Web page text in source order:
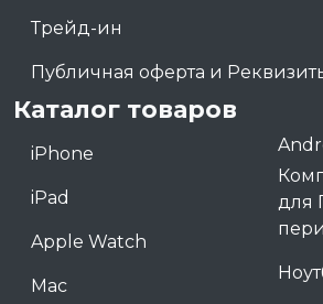
Трейд-ин
Публичная оферта и
Каталог товаров
iPhone
iPad
Apple Watch
Mac
для